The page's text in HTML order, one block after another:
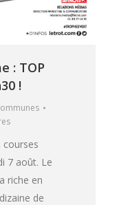
: TOP
!
courses
7 août. Le
riche en
de